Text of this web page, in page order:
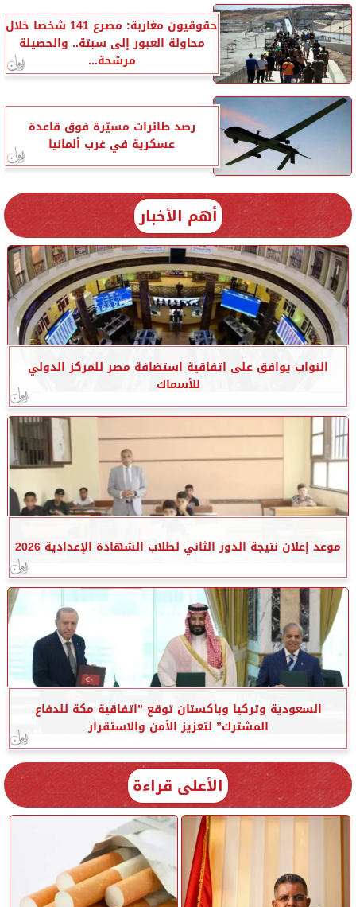
حقوقيون مغاربة: مصرع 141 شخصا خلال
محاولة العبور إلى سبتة.. والحصيلة
مرشحة...
رصد طائرات مسيّرة فوق قاعدة
عسكرية في غرب ألمانيا
أهم الأخبار
النواب يوافق على اتفاقية استضافة مصر للمركز الدولي
للأسماك
موعد إعلان نتيجة الدور الثاني لطلاب الشهادة الإعدادية 2026
السعودية وتركيا وباكستان توقع ”اتفاقية مكة للدفاع
المشترك” لتعزيز الأمن والاستقرار
الأعلى قراءة